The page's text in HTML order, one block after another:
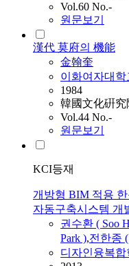
Vol.60 No.-
원문보기
漢代 莫府의 機能
金翰奎
이화여자대
1984
韓國文化硏究
Vol.44 No.-
원문보기
KCI등재
개방형 BIM 적용
자동구축시스템 개
권수환 ( Soo
Park ),전한종 (
디자인융복합